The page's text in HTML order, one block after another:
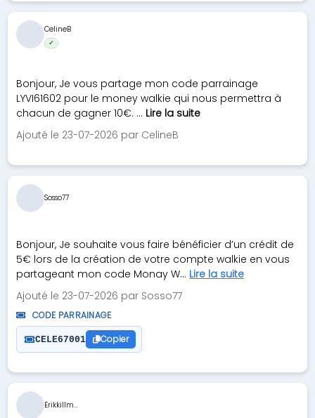
Bonjour, Je vous partage mon code parrainage
LYVI61602 pour le money walkie qui nous permettra à
chacun de gagner 10€. ... Lire la suite
Ajouté le 23-07-2026 par CelineB
CelineB
✓
Bonjour, Je souhaite vous faire bénéficier d’un crédit de
5€ lors de la création de votre compte walkie en vous
partageant mon code Monay W... Lire la suite
Ajouté le 23-07-2026 par Sosso77
CODE PARRAINAGE
CELE67001 Copier
Sosso77
Erikkillm...